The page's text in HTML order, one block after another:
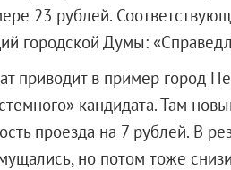
23 рублей.
городской Думы:
приводит в пример город
кандидата. Там
проезда на 7 рублей. В
но потом тоже